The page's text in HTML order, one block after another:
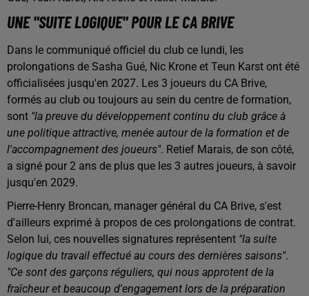
UNE "SUITE LOGIQUE" POUR LE CA BRIVE
Dans le communiqué officiel du club ce lundi, les
prolongations de Sasha Gué, Nic Krone et Teun Karst ont été
officialisées jusqu'en 2027. Les 3 joueurs du CA Brive,
formés au club ou toujours au sein du centre de formation,
sont "la preuve du développement continu du club grâce à
une politique attractive, menée autour de la formation et de
l'accompagnement des joueurs". Retief Marais, de son côté,
a signé pour 2 ans de plus que les 3 autres joueurs, à savoir
jusqu'en 2029.
Pierre-Henry Broncan, manager général du CA Brive, s'est
d'ailleurs exprimé à propos de ces prolongations de contrat.
Selon lui, ces nouvelles signatures représentent "la suite
logique du travail effectué au cours des dernières saisons".
"Ce sont des garçons réguliers, qui nous approtent de la
fraîcheur et beaucoup d'engagement lors de la préparation